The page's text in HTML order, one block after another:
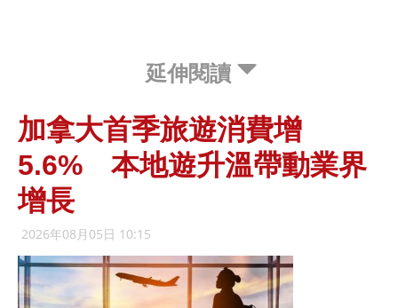
延伸閱讀
加拿大首季旅遊消費增
5.6% 本地遊升溫帶動業界
增長
2026年08月05日 10:15